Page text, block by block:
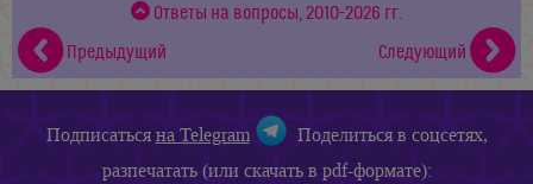
Ответы на вопросы, 2010-2026 гг.
Предыдущий
Следующий
Подписатьсяна Telegram
Поделиться в соцсетях,
разпечатать (или скачать в pdf-формате):